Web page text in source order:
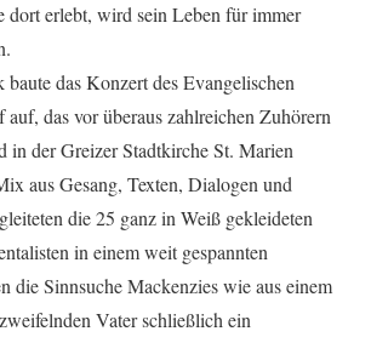
dort erlebt, wird sein Leben für immer
das Konzert des Evangelischen
auf, das vor überaus zahlreichen Zuhörern
in der Greizer Stadtkirche St. Marien
aus Gesang, Texten, Dialogen und
die 25 ganz in Weiß gekleideten
in einem weit gespannten
die Sinnsuche Mackenzies wie aus einem
Vater schließlich ein